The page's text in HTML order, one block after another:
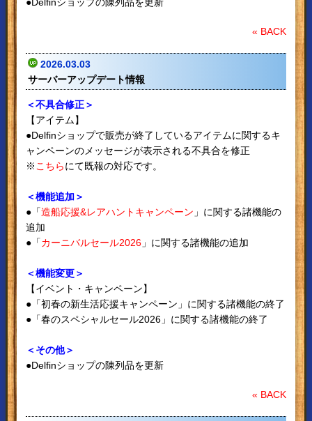
« BACK
2026.03.03
サーバーアップデート情報
＜不具合修正＞
【アイテム】
●Delfinショップで販売が終了しているアイテムに関するキ
ャンペーンのメッセージが表示される不具合を修正
※ こちらにて既報の対応です。
＜機能追加＞
●「造船応援&レアハントキャンペーン 」に関する諸機能の
追加
●「カーニバルセール2026」に関する諸機能の追加
＜機能変更＞
【イベント・キャンペーン】
●「初春の新生活応援キャンペーン」に関する諸機能の終了
●「春のスペシャルセール2026」に関する諸機能の終了
＜その他＞
●Delfinショップの陳列品を更新
« BACK